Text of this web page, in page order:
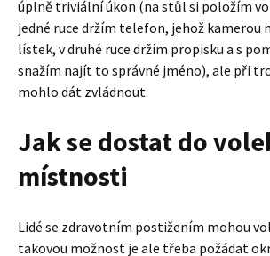
úplně triviální úkon (na stůl si položím
jedné ruce držím telefon, jehož kamerou
lístek, v druhé ruce držím propisku a s
snažím najít to správné jméno), ale při
mohlo dát zvládnout.
Jak se dostat do
místnosti
Lidé se zdravotním postižením mohou
takovou možnost je ale třeba požádat